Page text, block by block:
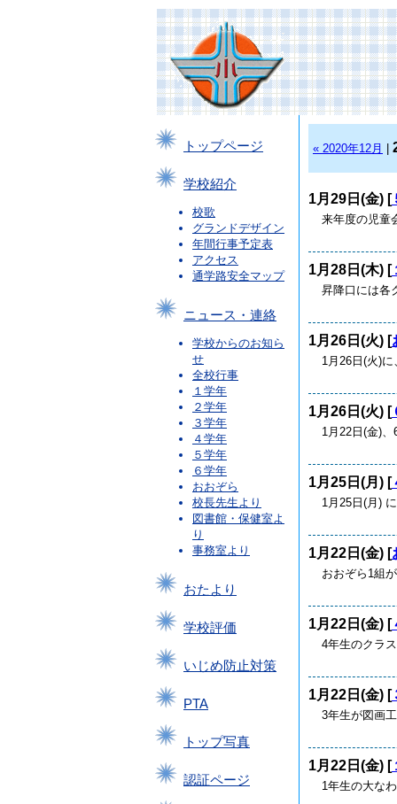
トップページ
学校紹介
校歌
グランドデザイン
年間行事予定表
アクセス
通学路安全マップ
ニュース・連絡
学校からのお知ら
せ
全校行事
１学年
２学年
３学年
４学年
５学年
６学年
おおぞら
校長先生より
図書館・保健室よ
り
事務室より
おたより
学校評価
いじめ防止対策
PTA
トップ写真
認証ページ
« 2020年12月
1月29日(金) [
来年度の児童
1月28日(木) [
昇降口には各
1月26日(火) [
1月26日(火)
1月26日(火) [
1月22日(金)
1月25日(月) [
1月25日(月)
1月22日(金) [
おおぞら1組
1月22日(金) [
4年生のクラ
1月22日(金) [
3年生が図画
1月22日(金) [
1年生の大な